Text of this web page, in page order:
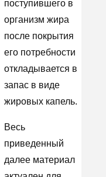
поступившего в
организм жира
после покрытия
его потребности
откладывается в
запас в виде
жировых капель.
Весь
приведенный
далее материал